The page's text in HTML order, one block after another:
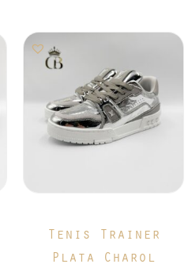
Tenis Trainer
Plata Charol
tiene
múltiples
variantes.
Las
pueden
en
la